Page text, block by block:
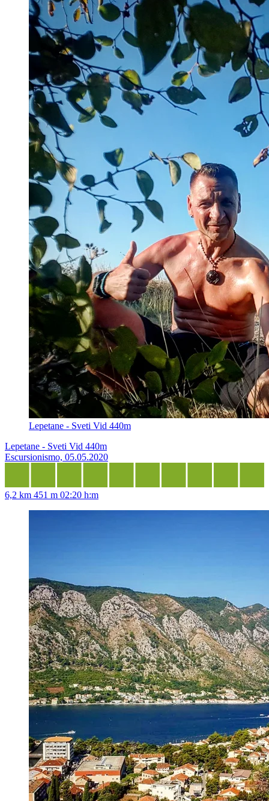
Lepetane - Sveti Vid 440m
Lepetane - Sveti Vid 440m
Escursionismo, 05.05.2020
6,2 km 451 m 02:20 h:m